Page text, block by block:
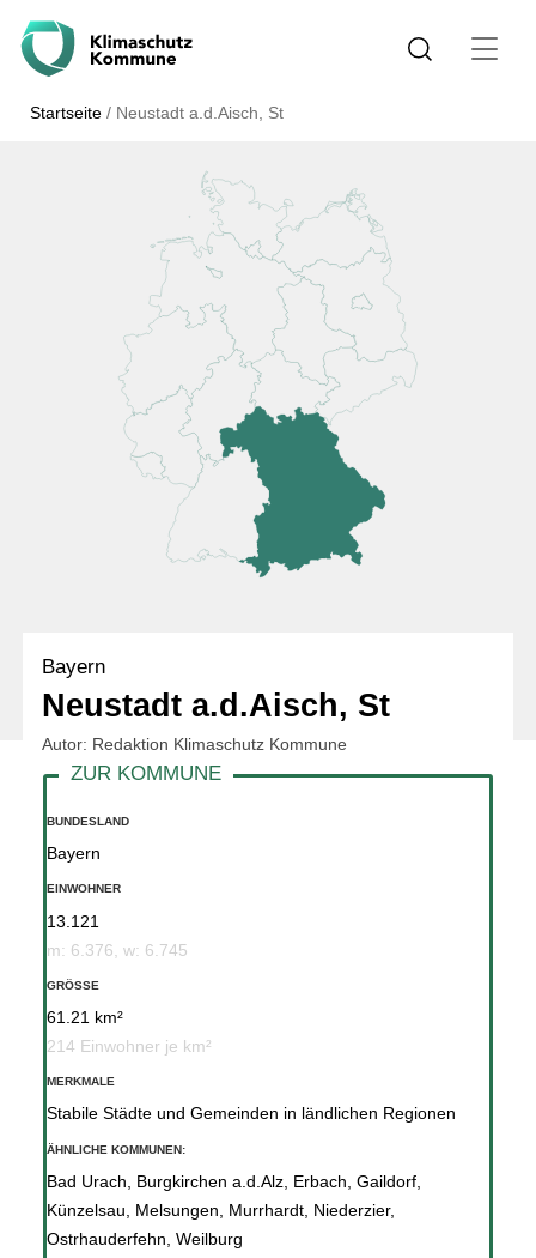
Startseite / Neustadt a.d.Aisch, St
Bayern
Neustadt a.d.Aisch, St
Autor: Redaktion Klimaschutz Kommune
BUNDESLAND
Bayern
EINWOHNER
13.121
m: 6.376, w: 6.745
GRÖSSE
61.21 km²
214 Einwohner je km²
MERKMALE
Stabile Städte und Gemeinden in ländlichen Regionen
ÄHNLICHE KOMMUNEN:
Bad Urach Burgkirchen a.d.Alz, Erbach Gaildorf,
Künzelsau
Melsungen Murrhardt, Niederzier,
Ostrhauderfehn Weilburg